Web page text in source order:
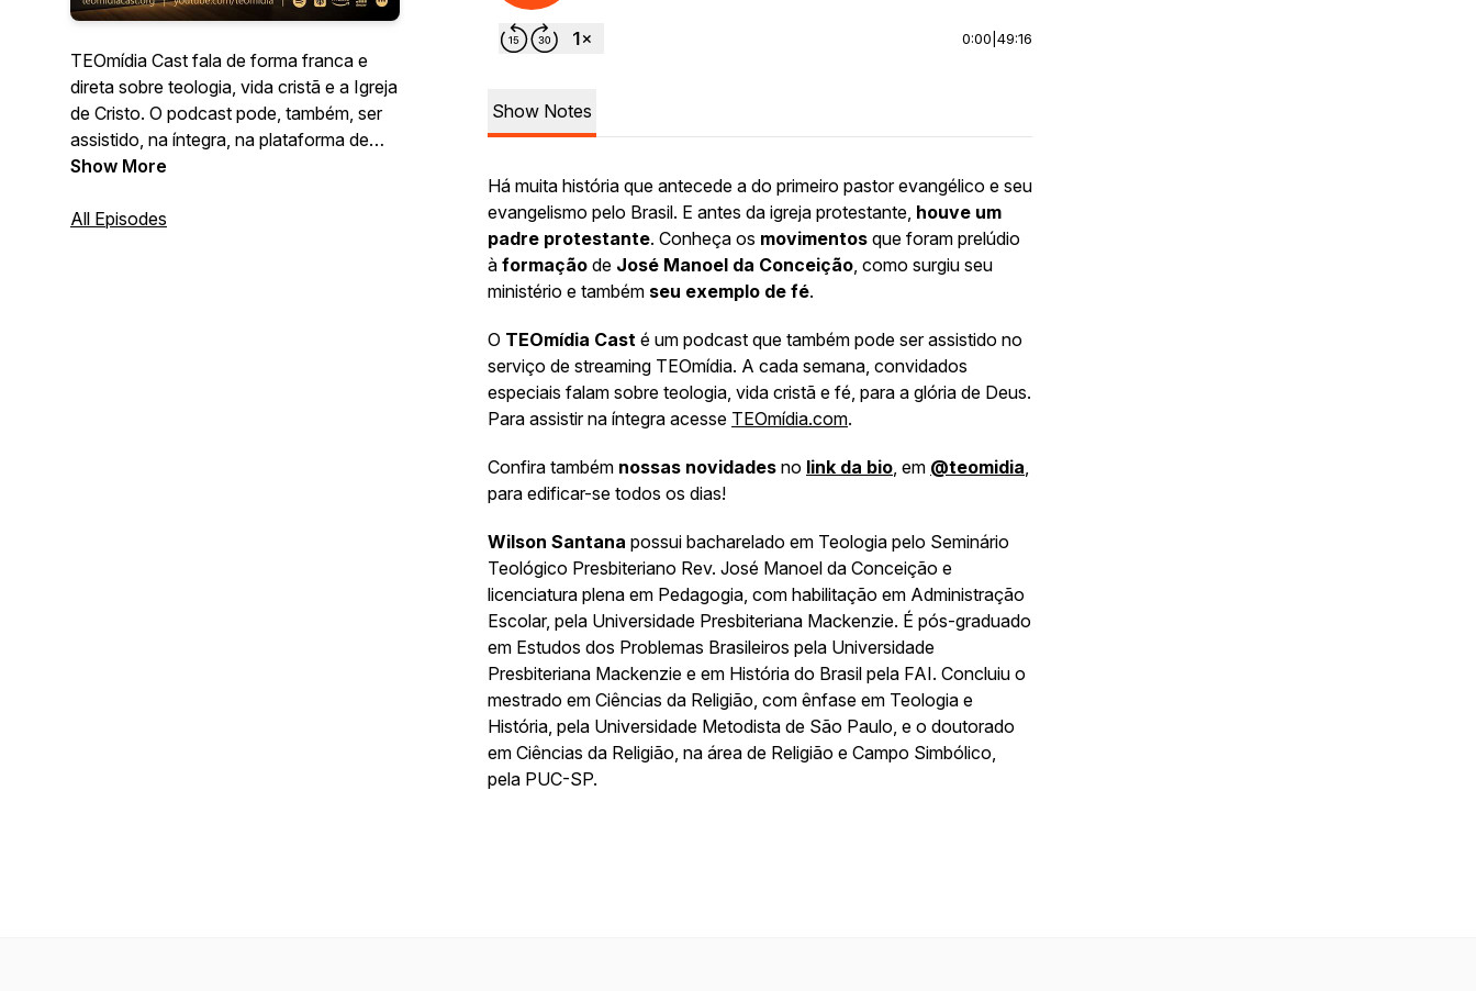
TEOmídia Cast fala de forma franca e
direta sobre teologia, vida cristã e a Igreja
de Cristo. O podcast pode, também, ser
assistido, na íntegra, na plataforma de
vídeos TEOmídia.
Show More
All Episodes
0:00 49:16
Show Notes
Há muita história que antecede a do primeiro pastor evangélico e seu
evangelismo pelo Brasil. E antes da igreja protestante, houve um
padre protestante. Conheça os movimentos que foram prelúdio
à formação de José Manoel da Conceição, como surgiu seu
ministério e também seu exemplo de fé.
O TEOmídia Cast é um podcast que também pode ser assistido no
serviço de streaming TEOmídia. A cada semana, convidados
especiais falam sobre teologia, vida cristã e fé, para a glória de Deus.
Para assistir na íntegra acesse TEOmídia.com.
Confira também nossas novidades no link da bio, em @‌teomidia,
para edificar-se todos os dias!
Wilson Santana possui bacharelado em Teologia pelo Seminário
Teológico Presbiteriano Rev. José Manoel da Conceição e
licenciatura plena em Pedagogia, com habilitação em Administração
Escolar, pela Universidade Presbiteriana Mackenzie. É pós-graduado
em Estudos dos Problemas Brasileiros pela Universidade
Presbiteriana Mackenzie e em História do Brasil pela FAI. Concluiu o
mestrado em Ciências da Religião, com ênfase em Teologia e
História, pela Universidade Metodista de São Paulo, e o doutorado
em Ciências da Religião, na área de Religião e Campo Simbólico,
pela PUC-SP.